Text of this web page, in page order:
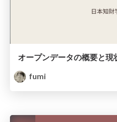
オープンデータの概要と
fumi